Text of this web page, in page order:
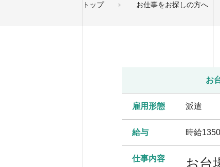
トップ お仕事をお探しの方へ
お
雇用形態 派遣
給与 時給
仕事内容 お台